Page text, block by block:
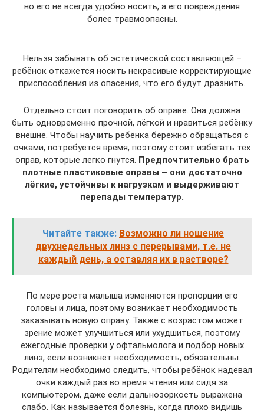
но его не всегда удобно носить, а его повреждения
более травмоопасны.
Нельзя забывать об эстетической составляющей –
ребёнок откажется носить некрасивые корректирующие
приспособления из опасения, что его будут дразнить.
Отдельно стоит поговорить об оправе. Она должна
быть одновременно прочной, лёгкой и нравиться ребёнку
внешне. Чтобы научить ребёнка бережно обращаться с
очками, потребуется время, поэтому стоит избегать тех
оправ, которые легко гнутся. Предпочтительно брать
плотные пластиковые оправы – они достаточно
лёгкие, устойчивы к нагрузкам и выдерживают
перепады температур.
Читайте также: Возможно ли ношение
двухнедельных линз с перерывами, т.е. не
каждый день, а оставляя их в растворе?
По мере роста малыша изменяются пропорции его
головы и лица, поэтому возникает необходимость
заказывать новую оправу. Также с возрастом может
зрение может улучшиться или ухудшиться, поэтому
ежегодные проверки у офтальмолога и подбор новых
линз, если возникнет необходимость, обязательны.
Родителям необходимо следить, чтобы ребёнок надевал
очки каждый раз во время чтения или сидя за
компьютером, даже если дальнозоркость выражена
слабо. Как называется болезнь, когда плохо видишь